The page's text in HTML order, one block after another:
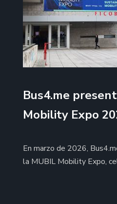
Bus4.me
Mobility Expo
En marzo de 2026,
la MUBIL Mobility Expo,